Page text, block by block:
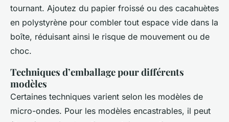
tournant. Ajoutez du papier froissé ou des cacahuètes
en polystyrène pour combler tout espace vide dans la
boîte, réduisant ainsi le risque de mouvement ou de
choc.
Techniques d’emballage pour différents
modèles
Certaines techniques varient selon les modèles de
micro-ondes. Pour les modèles encastrables, il peut